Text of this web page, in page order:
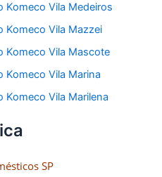
Vila Medeiros
Komeco Vila Mazzei
Komeco Vila Mascote
Vila Marina
Vila Marilena
SP